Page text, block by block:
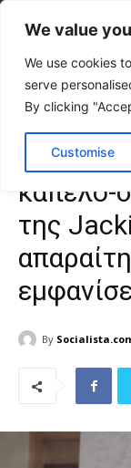
We value
We use cookies
serve
By clicking
Customise
Home FASHION &
σύμβολο
Το
καπέλο-
της
By